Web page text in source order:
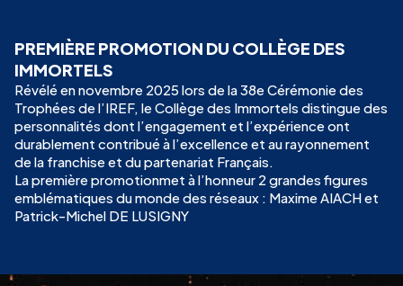
PREMIÈRE PROMOTION DU COLLÈGE DES
IMMORTELS
Révélé en novembre 2025 lors de la 38e Cérémonie des
Trophées de l’IREF, le Collège des Immortels distingue des
personnalités dont l’engagement et l’expérience ont
durablement contribué à l’excellence et au rayonnement
de la franchise et du partenariat Français.
La première promotionmet à l’honneur 2 grandes figures
emblématiques du monde des réseaux : Maxime AIACH et
Patrick-Michel DE LUSIGNY